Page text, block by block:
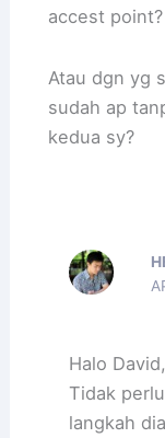
accest point?
Atau dgn yg
sudah ap
kedua sy?
Halo David,
Tidak
langkah